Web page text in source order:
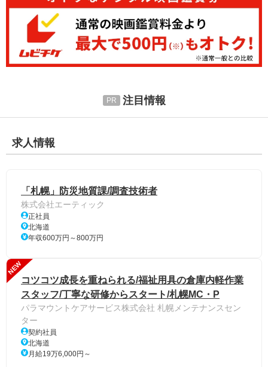
注目情報
求人情報
「札幌」防災地質課/調査技術者
株式会社エーティック
正社員
北海道
年収600万円～800万円
NEW
コツコツ成長を重ねられる/福祉用具の倉庫内軽作業
スタッフ/丁寧な研修からスタート/札幌MC・P
パラマウントケアサービス株式会社 札幌メンテナンスセン
ター
契約社員
北海道
月給19万6,000円～